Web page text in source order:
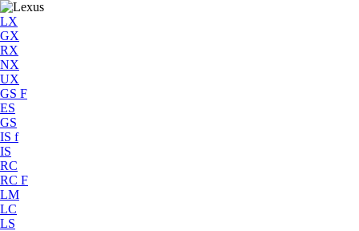
LX
GX
RX
NX
UX
GS F
ES
GS
IS f
IS
RC
RC F
LM
LC
LS